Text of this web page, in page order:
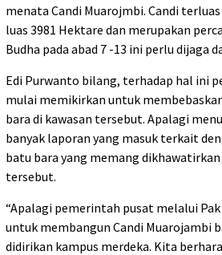
menata Candi Muarojmbi. Candi
luas 3981 Hektare dan merupakan
Budha pada abad 7 -13 ini perlu dijaga
Edi Purwanto bilang, terhadap hal ini
mulai memikirkan untuk
bara di kawasan tersebut. Apalagi
banyak laporan yang masuk terkait
batu bara yang memang
tersebut.
“Apalagi pemerintah pusat melalui
untuk membangun Candi Muarojambi
didirikan kampus merdeka. Kita